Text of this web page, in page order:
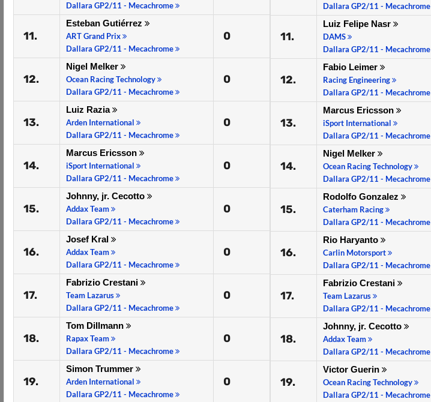
Dallara GP2/11 - Mecachrome
11.
Esteban Gutiérrez
ART Grand Prix
Dallara GP2/11 - Mecachrome
0
12.
Nigel Melker
Ocean Racing Technology
Dallara GP2/11 - Mecachrome
0
13.
Luiz Razia
Arden International
Dallara GP2/11 - Mecachrome
0
14.
Marcus Ericsson
iSport International
Dallara GP2/11 - Mecachrome
0
15.
Johnny, jr. Cecotto
Addax Team
Dallara GP2/11 - Mecachrome
0
16.
Josef Kral
Addax Team
Dallara GP2/11 - Mecachrome
0
17.
Fabrizio Crestani
Team Lazarus
Dallara GP2/11 - Mecachrome
0
18.
Tom Dillmann
Rapax Team
Dallara GP2/11 - Mecachrome
0
19.
Simon Trummer
Arden International
Dallara GP2/11 - Mecachrome
0
Dallara GP2/11 - Mecachrome
11.
Luiz Felipe Nasr
DAMS
Dallara GP2/11 - Mecachrome
12.
Fabio Leimer
Racing Engineering
Dallara GP2/11 - Mecachrome
13.
Marcus Ericsson
iSport International
Dallara GP2/11 - Mecachrome
14.
Nigel Melker
Ocean Racing Technology
Dallara GP2/11 - Mecachrome
15.
Rodolfo Gonzalez
Caterham Racing
Dallara GP2/11 - Mecachrome
16.
Rio Haryanto
Carlin Motorsport
Dallara GP2/11 - Mecachrome
17.
Fabrizio Crestani
Team Lazarus
Dallara GP2/11 - Mecachrome
18.
Johnny, jr. Cecotto
Addax Team
Dallara GP2/11 - Mecachrome
19.
Victor Guerin
Ocean Racing Technology
Dallara GP2/11 - Mecachrome